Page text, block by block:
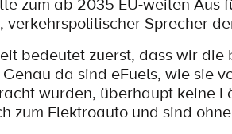
Sprecher
bedeutet zuerst, dass wir
da sind eFuels, wie sie
wurden, überhaupt keine
zum Elektroauto und sind